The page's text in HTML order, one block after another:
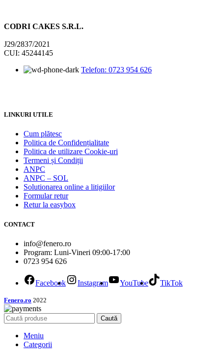
CODRI CAKES S.R.L.
J29/2837/2021
CUI: 45244145
Telefon: 0723 954 626
LINKURI UTILE
Cum plătesc
Politica de Confidențialitate
Politica de utilizare Cookie-uri
Termeni și Condiții
ANPC
ANPC – SOL
Solutionarea online a litigiilor
Formular retur
Retur la easybox
CONTACT
info@fenero.ro
Program: Luni-Vineri 09:00-17:00
0723 954 626
Facebook Instagram YouTube TikTok
Fenero.ro 2022
Caută
Meniu
Categorii